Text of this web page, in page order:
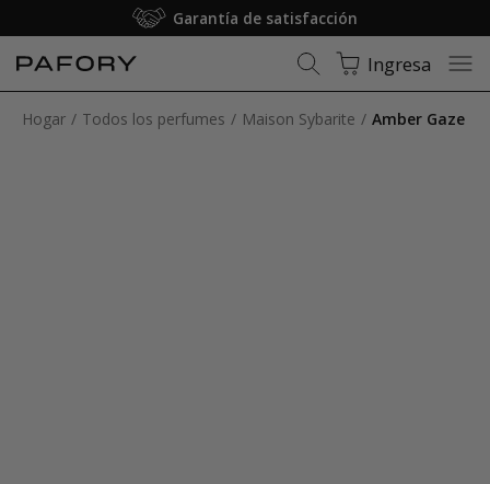
Garantía de satisfacción
Ingresa
Hogar Todos los perfumes Maison Sybarite Amber Gaze